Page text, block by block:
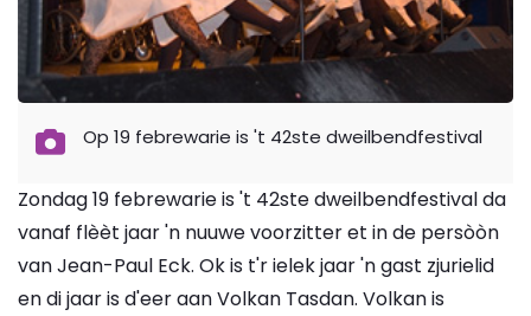
Op 19 febrewarie is 't 42ste dweilbendfestival
Zondag 19 febrewarie is 't 42ste dweilbendfestival da
vanaf flèèt jaar 'n nuuwe voorzitter et in de persòòn
van Jean-Paul Eck. Ok is t'r ielek jaar 'n gast zjurielid
en di jaar is d'eer aan Volkan Tasdan. Volkan is